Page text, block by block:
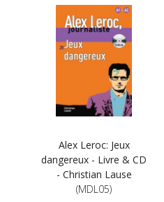
Alex Leroc: Jeux
dangereux - Livre & CD
- Christian Lause
(MDL05)